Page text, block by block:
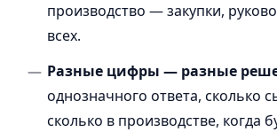
производство — закупки,
всех.
Разные цифры — разные
однозначного ответа, сколько
сколько в производстве, когда